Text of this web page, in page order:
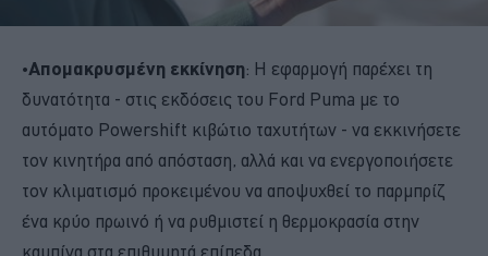
•Απομακρυσμένη εκκίνηση: Η εφαρμογή παρέχει τη
δυνατότητα - στις εκδόσεις του Ford Puma με το
αυτόματο Powershift κιβώτιο ταχυτήτων - να εκκινήσετε
τον κινητήρα από απόσταση, αλλά και να ενεργοποιήσετε
τον κλιματισμό προκειμένου να αποψυχθεί το παρμπρίζ
ένα κρύο πρωινό ή να ρυθμιστεί η θερμοκρασία στην
καμπίνα στα επιθυμητά επίπεδα.